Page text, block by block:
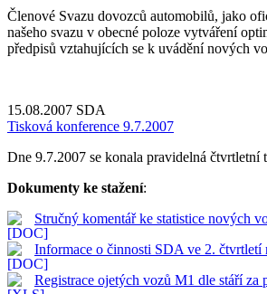
Členové Svazu dovozců automobilů, jako
našeho svazu v obecné poloze vytváření
předpisů vztahujících se k uvádění nových
15.08.2007 SDA
Tisková konference 9.7.2007
Dne 9.7.2007 se konala pravidelná
Dokumenty ke stažení:
Stručný komentář ke statistice nových
Informace o činnosti SDA ve 2. čtvrtletí
Registrace ojetých vozů M1 dle stáří za